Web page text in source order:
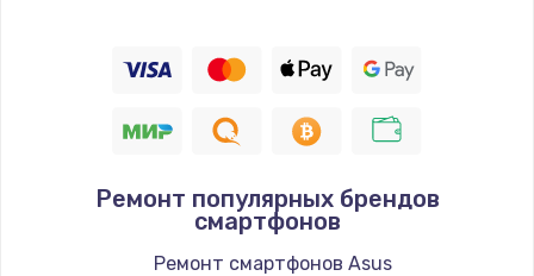
529 руб.
709 руб.
Заказать
Ремонт популярных брендов
смартфонов
Ремонт смартфонов Asus